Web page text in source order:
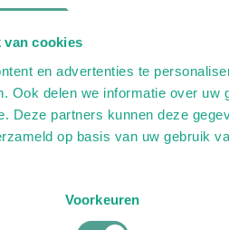
van cookies
en advertenties te
Ook delen we informatie over
Deze partners kunnen deze
op basis van uw gebruik
Voorkeuren